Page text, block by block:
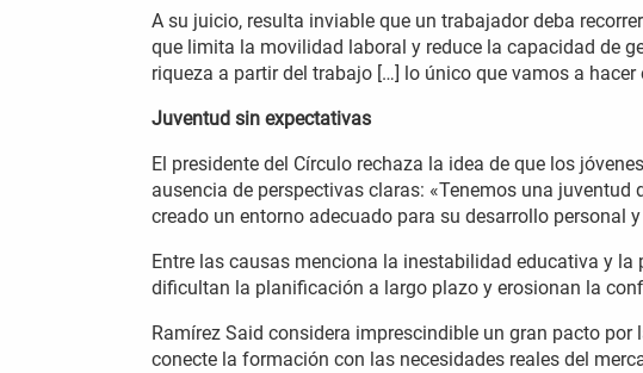
A su juicio, resulta inviable que un trabajador deba
que limita la movilidad laboral y reduce la capacidad de
riqueza a partir del trabajo […] lo único que vamos a
Juventud sin expectativas
El presidente del Círculo rechaza la idea de que los
ausencia de perspectivas claras: «Tenemos una
creado un entorno adecuado para su desarrollo personal
Entre las causas menciona la inestabilidad educativa y
dificultan la planificación a largo plazo y erosionan la
Ramírez Said considera imprescindible un gran pacto
conecte la formación con las necesidades reales del